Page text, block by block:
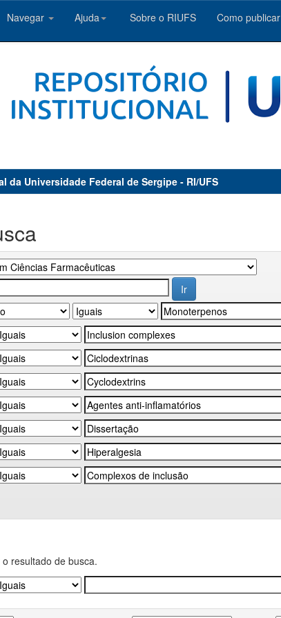
Navegar Ajuda Sobre o RIUFS Como publicar
da Universidade Federal de Sergipe - RI/UFS
resultado de busca.